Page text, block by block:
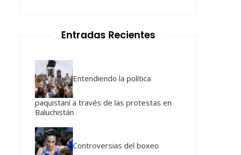
Entradas Recientes
Entendiendo la política
paquistaní a través de las protestas en
Baluchistán
Controversias del boxeo